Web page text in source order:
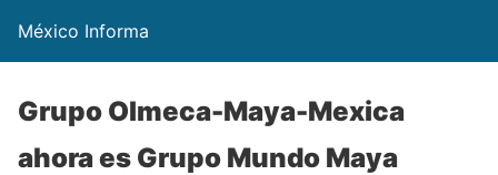
México Informa
Grupo Olmeca-Maya-Mexica
ahora es Grupo Mundo Maya